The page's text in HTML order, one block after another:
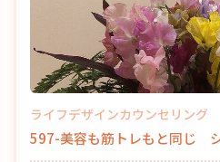
ライフデザインカウンセリング
597-美容も筋トレもと同じ